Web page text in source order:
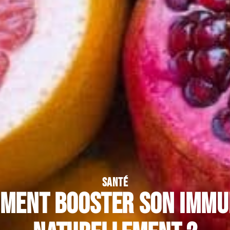
SANTÉ
booster son